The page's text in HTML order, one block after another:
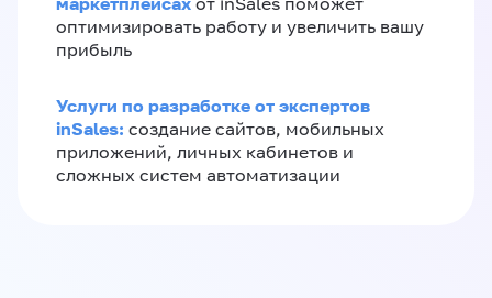
оптимизировать работу и увеличить вашу
прибыль
Услуги по разработке от экспертов
inSales: создание сайтов, мобильных
приложений, личных кабинетов и
сложных систем автоматизации